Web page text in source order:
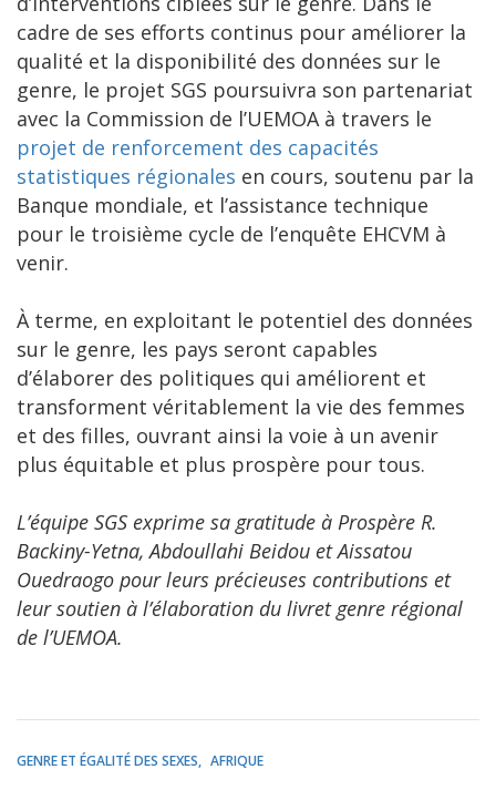
cadre de ses efforts continus pour améliorer la
qualité et la disponibilité des données sur le
genre, le projet SGS poursuivra son partenariat
avec la Commission de l’UEMOA à travers le
projet de renforcement des capacités
statistiques régionales en cours, soutenu par la
Banque mondiale, et l’assistance technique
pour le troisième cycle de l’enquête EHCVM à
venir.
À terme, en exploitant le potentiel des données
sur le genre, les pays seront capables
d’élaborer des politiques qui améliorent et
transforment véritablement la vie des femmes
et des filles, ouvrant ainsi la voie à un avenir
plus équitable et plus prospère pour tous.
L’équipe SGS exprime sa gratitude à Prospère R.
Backiny-Yetna, Abdoullahi Beidou et Aissatou
Ouedraogo pour leurs précieuses contributions et
leur soutien à l’élaboration du livret genre régional
de l’UEMOA.
GENRE ET ÉGALITÉ DES SEXES AFRIQUE